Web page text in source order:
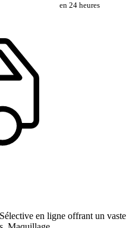
en 24 heures
en ligne offrant un vaste